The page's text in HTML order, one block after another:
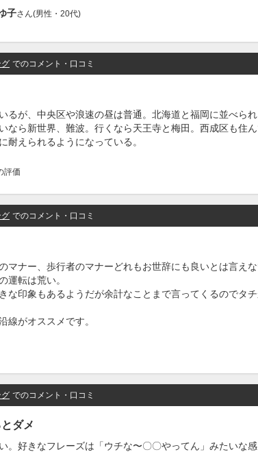
子さん(男性・20代)
でのコメント・口コミ
るが、中央区や浪速の昼は普通。北海道と福岡に並べら
なら新世界、難波。行くなら天王寺と梅田。西成区も住
耐えられるようになっている。
評価
でのコメント・口コミ
マナー、歩行者のマナーどれもお世辞にも良いとは言えな
運転は荒い。
な印象もあるようだが余計なことまで言ってくるのでタチ
線がオススメです。
でのコメント・口コミ
ダメ
。好きなフレーズは「ウチな〜〇〇やってん」みたいな